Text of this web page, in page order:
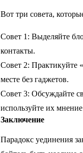
Вот три совета,
Совет 1: Выделяйте
контакты.
Совет 2: Практикуйте
месте без гаджетов.
Совет 3: Обсуждайте
используйте их
Заключение
Парадокс уединения